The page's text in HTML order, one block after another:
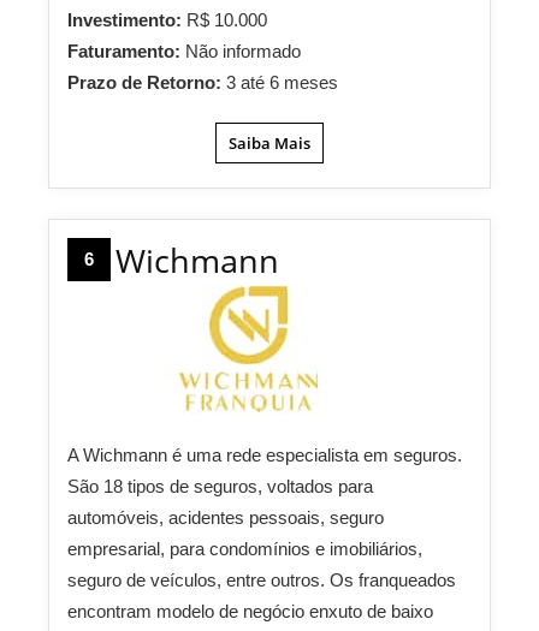
Investimento: R$ 10.000
Faturamento: Não informado
Prazo de Retorno: 3 até 6 meses
Saiba Mais
6 Wichmann
A Wichmann é uma rede especialista em seguros.
São 18 tipos de seguros, voltados para
automóveis, acidentes pessoais, seguro
empresarial, para condomínios e imobiliários,
seguro de veículos, entre outros. Os franqueados
encontram modelo de negócio enxuto de baixo